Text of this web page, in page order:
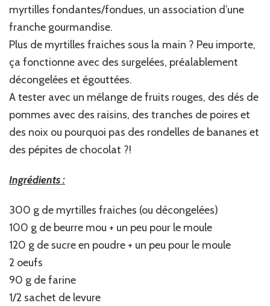
myrtilles fondantes/fondues, un association d’une
franche gourmandise.
Plus de myrtilles fraiches sous la main ? Peu importe,
ça fonctionne avec des surgelées, préalablement
décongelées et égouttées.
A tester avec un mélange de fruits rouges, des dés de
pommes avec des raisins, des tranches de poires et
des noix ou pourquoi pas des rondelles de bananes et
des pépites de chocolat ?!
Ingrédients :
300 g de myrtilles fraiches (ou décongelées)
100 g de beurre mou + un peu pour le moule
120 g de sucre en poudre + un peu pour le moule
2 oeufs
90 g de farine
1/2 sachet de levure